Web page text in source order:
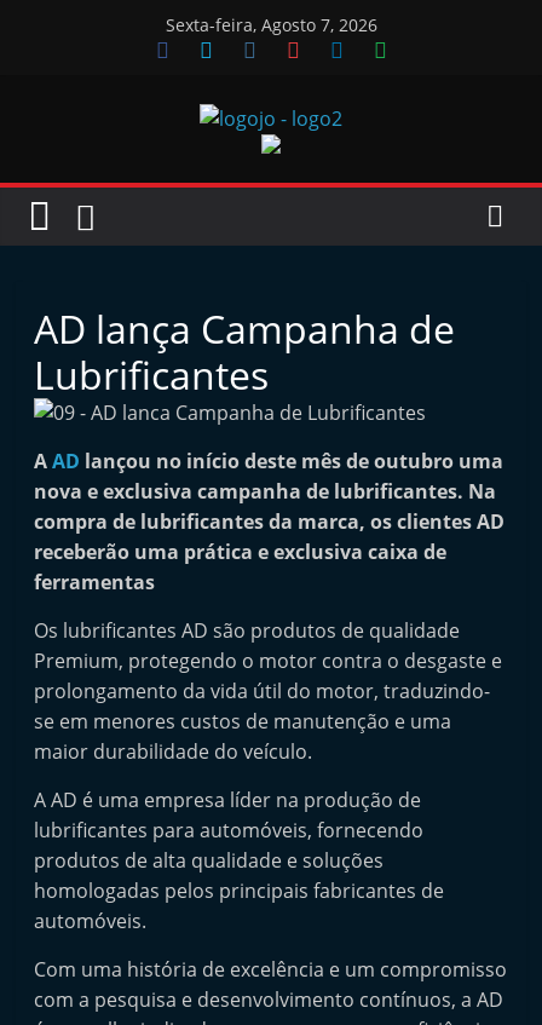
Sexta-feira, Agosto 7, 2026
Jornal
Oficinas
o
r
n
a
l
i
d
e
p
e
n
d
e
n
t
d
o
AD lança Campanha de
Lubrificantes
AAD lançou no início deste mês de outubro uma
nova e exclusiva campanha de lubrificantes. Na
compra de lubrificantes da marca, os clientes AD
receberão uma prática e exclusiva caixa de
ferramentas
Os lubrificantes AD são produtos de qualidade
Premium, protegendo o motor contra o desgaste e
prolongamento da vida útil do motor, traduzindo-
se em menores custos de manutenção e uma
maior durabilidade do veículo.
A AD é uma empresa líder na produção de
lubrificantes para automóveis, fornecendo
produtos de alta qualidade e soluções
homologadas pelos principais fabricantes de
automóveis.
Com uma história de excelência e um compromisso
com a pesquisa e desenvolvimento contínuos, a AD